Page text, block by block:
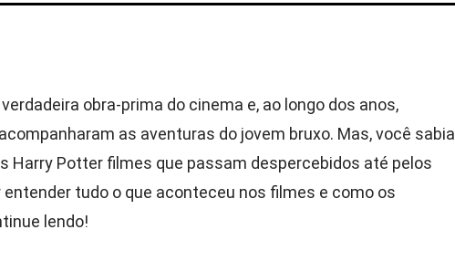
obra-prima do cinema e, ao longo dos anos,
as aventuras do jovem bruxo. Mas, você sabia
Harry Potter filmes que passam despercebidos até pelos
tudo o que aconteceu nos filmes e como os
lendo!